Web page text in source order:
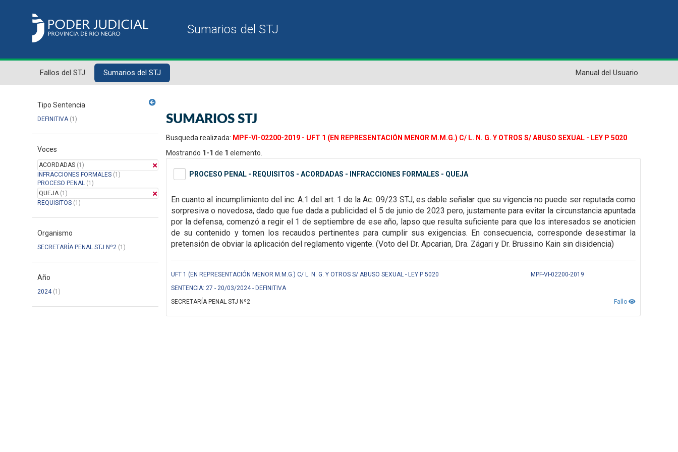
Fallos del STJ Sumarios del STJ Manual del Usuario
Tipo Sentencia
DEFINITIVA(1)
Voces
ACORDADAS (1)
INFRACCIONES FORMALES (1)
PROCESO PENAL (1)
QUEJA(1)
REQUISITOS (1)
Organismo
SECRETARÍA PENAL STJ Nº2 (1)
Año
2024(1)
SUMARIOS STJ
Busqueda realizada: MPF-VI-02200-2019 - UFT 1 (EN REPRESENTACIÓN MENOR M.M.G.) C/ L. N. G. Y OTROS S/ ABUSO SEXUAL - LEY P 5020
Mostrando 1-1 de 1 elemento.
PROCESO PENAL - REQUISITOS - ACORDADAS - INFRACCIONES FORMALES - QUEJA
En cuanto al incumplimiento del inc. A.1 del art. 1 de la Ac. 09/23 STJ, es dable señalar que su vigencia no puede ser reputada como
sorpresiva o novedosa,dado que fue dada a publicidad el 5 de junio de 2023 pero, justamente para evitar la circunstancia apuntada
por la defensa, comenzó a regir el 1 de septiembre de ese año, lapsoque resulta suficiente para que los interesados se anoticien
de su contenido y tomen losrecaudos pertinentes para cumplir sus exigencias. En consecuencia, corresponde desestimar la
pretensión de obviar la aplicación del reglamento vigente. (Voto del Dr. Apcarian, Dra. Zágari y Dr. Brussino Kain sin disidencia)
UFT 1 (EN REPRESENTACIÓN MENOR M.M.G.) C/ L. N. G. Y OTROS S/ ABUSO SEXUAL - LEY P 5020
MPF-VI-02200-2019
SENTENCIA: 27 - 20/03/2024 - DEFINITIVA
Fallo
SECRETARÍA PENAL STJ Nº2